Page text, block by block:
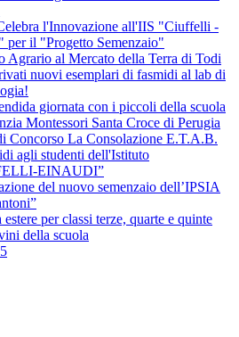
l'Innovazione all'IIS "Ciuffelli -
per il "Progetto Semenzaio"
Agrario al Mercato della Terra di Todi
nuovi esemplari di fasmidi al lab di
giornata con i piccoli della scuola
Montessori Santa Croce di Perugia
Concorso La Consolazione E.T.A.B.
agli studenti dell'Istituto
EINAUDI”
del nuovo semenzaio dell’IPSIA
per classi terze, quarte e quinte
della scuola